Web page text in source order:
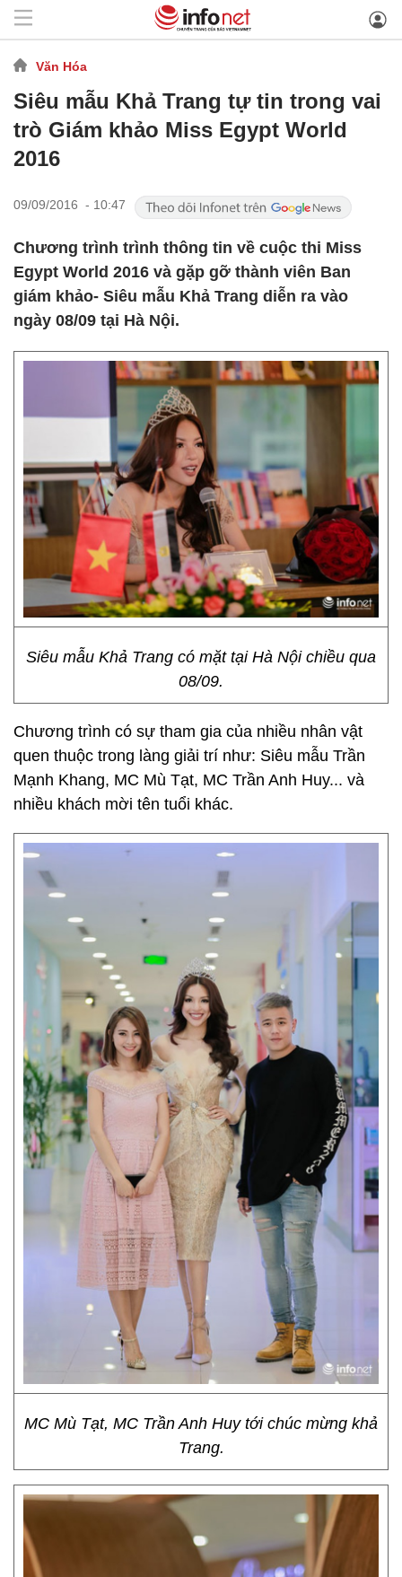
Văn Hóa
Siêu mẫu Khả Trang tự tin trong vai
trò Giám khảo Miss Egypt World
2016
09/09/2016 - 10:47
Chương trình trình thông tin về cuộc thi Miss
Egypt World 2016 và gặp gỡ thành viên Ban
giám khảo- Siêu mẫu Khả Trang diễn ra vào
ngày 08/09 tại Hà Nội.
Siêu mẫu Khả Trang có mặt tại Hà Nội chiều qua
08/09.
Chương trình có sự tham gia của nhiều nhân vật
quen thuộc trong làng giải trí như: Siêu mẫu Trần
Mạnh Khang, MC Mù Tạt, MC Trần Anh Huy... và
nhiều khách mời tên tuổi khác.
MC Mù Tạt, MC Trần Anh Huy tới chúc mừng khả
Trang.